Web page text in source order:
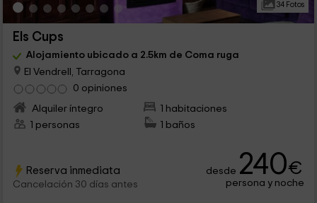
34 Fotos
Els Cups
Alojamiento ubicado a 2.5km de Coma ruga
El Vendrell, Tarragona
0 opiniones
Alquiler íntegro
1 habitaciones
1 personas
1 baños
Reserva inmediata
Cancelación 30 días antes
desde 240€
persona y noche